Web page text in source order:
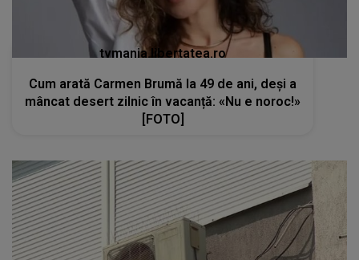
tvmania.libertatea.ro
Cum arată Carmen Brumă la 49 de ani, deși a
mâncat desert zilnic în vacanță: «Nu e noroc!»
[FOTO]